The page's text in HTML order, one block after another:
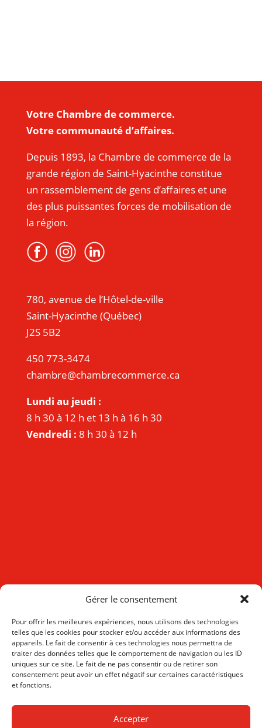
Gérer le consentement
Pour offrir les meilleures expériences, nous utilisons des technologies
telles que les cookies pour stocker et/ou accéder aux informations des
appareils. Le fait de consentir à ces technologies nous permettra de
traiter des données telles que le comportement de navigation ou les ID
uniques sur ce site. Le fait de ne pas consentir ou de retirer son
consentement peut avoir un effet négatif sur certaines caractéristiques
et fonctions.
Accepter
Votre Chambre de commerce.
Votre communauté d’affaires.
Depuis 1893, la Chambre de commerce de la
grande région de Saint-Hyacinthe constitue
un rassemblement de gens d’affaires et une
des plus puissantes forces de mobilisation de
la région.
780, avenue de l’Hôtel-de-ville
Saint-Hyacinthe (Québec)
J2S 5B2
450 773-3474
chambre@chambrecommerce.ca
Lundi au jeudi :
8 h 30 à 12 h et 13 h à 16 h 30
Vendredi : 8 h 30 à 12 h